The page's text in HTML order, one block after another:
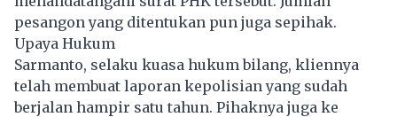
pesangon yang ditentukan pun juga sepihak.
Upaya Hukum
Sarmanto, selaku kuasa hukum bilang, kliennya
telah membuat laporan kepolisian yang sudah
berjalan hampir satu tahun. Pihaknya juga ke